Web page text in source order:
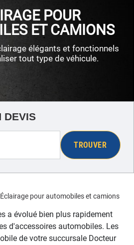
POUR
ET CAMIONS
élégants et fonctionnels
tout type de véhicule.
Éclairage pour automobiles et camions
a évolué bien plus rapidement
d'accessoires automobiles. Les
de votre succursale Docteur
DEVIS
TROUVER